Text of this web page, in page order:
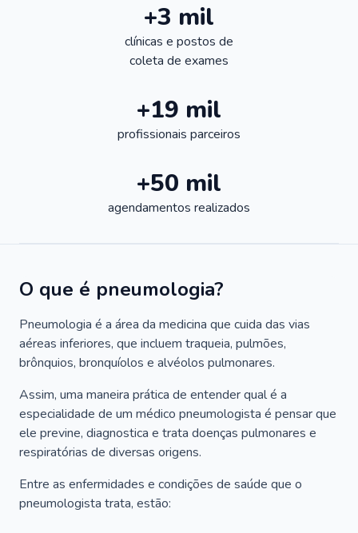
+3 mil
clínicas e postos de
coleta de exames
+19 mil
profissionais parceiros
+50 mil
agendamentos realizados
O que é pneumologia?
Pneumologia é a área da medicina que cuida das vias
aéreas inferiores, que incluem traqueia, pulmões,
brônquios, bronquíolos e alvéolos pulmonares.
Assim, uma maneira prática de entender qual é a
especialidade de um médico pneumologista é pensar que
ele previne, diagnostica e trata doenças pulmonares e
respiratórias de diversas origens.
Entre as enfermidades e condições de saúde que o
pneumologista trata, estão: